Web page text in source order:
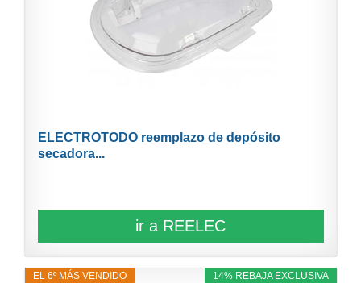
ELECTROTODO reemplazo de depósito
secadora...
ir a REELEC
14% REBAJA EXCLUSIVA
EL 6º MÁS VENDIDO